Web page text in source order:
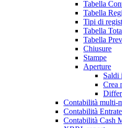
Tabella
Tabella
Tipi di
Tabella
Tabella
Chiusure
Stampe
Aperture
Saldi
Crea
Contabilità multi-
Contabilità
Contabilità Cash